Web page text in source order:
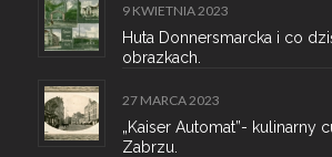
9 KWIETNIA 2023
Huta Donnersmarcka i co
obrazkach.
27 MARCA 2023
„Kaiser Automat”- kulinarny
Zabrzu.